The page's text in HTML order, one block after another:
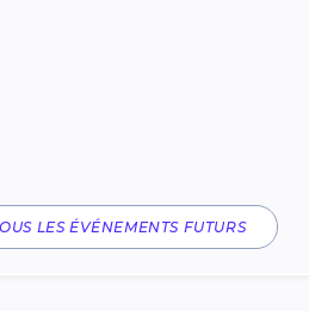
LES ÉVÉNEMENTS FUTURS